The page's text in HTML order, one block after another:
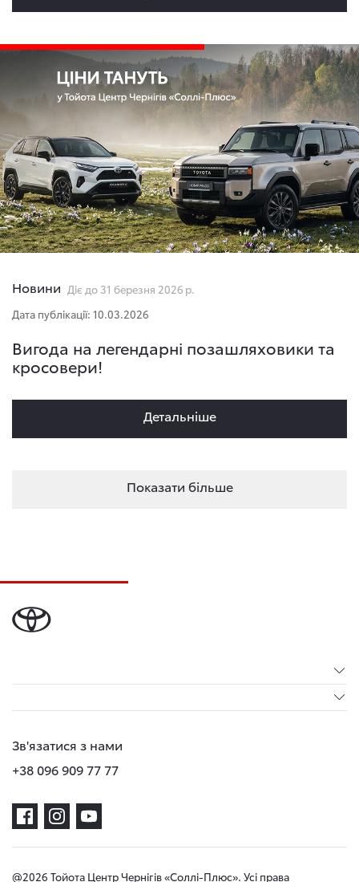
Новини Діє до 31 березня 2026 р.
Дата публікації: 10.03.2026
Вигода на легендарні позашляховики та
кросовери!
Детальнiше
Показати більше
Зв'язатися з нами
+38 096 909 77 77
@2026 Тойота Центр Чернігів «Соллі-Плюс». Усі права